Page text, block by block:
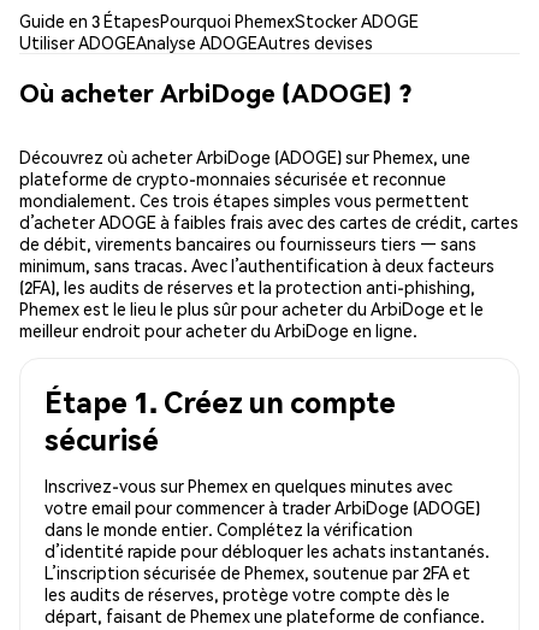
Guide en 3 ÉtapesPourquoi PhemexStocker ADOGE
Utiliser ADOGEAnalyse ADOGEAutres devises
Où acheter ArbiDoge (ADOGE) ?
Découvrez où acheter ArbiDoge (ADOGE) sur Phemex, une
plateforme de crypto-monnaies sécurisée et reconnue
mondialement. Ces trois étapes simples vous permettent
d’acheter ADOGE à faibles frais avec des cartes de crédit, cartes
de débit, virements bancaires ou fournisseurs tiers — sans
minimum, sans tracas. Avec l’authentification à deux facteurs
(2FA), les audits de réserves et la protection anti-phishing,
Phemex est le lieu le plus sûr pour acheter du ArbiDoge et le
meilleur endroit pour acheter du ArbiDoge en ligne.
Étape 1. Créez un compte
sécurisé
Inscrivez-vous sur Phemex en quelques minutes avec
votre email pour commencer à trader ArbiDoge (ADOGE)
dans le monde entier. Complétez la vérification
d’identité rapide pour débloquer les achats instantanés.
L’inscription sécurisée de Phemex, soutenue par 2FA et
les audits de réserves, protège votre compte dès le
départ, faisant de Phemex une plateforme de confiance.